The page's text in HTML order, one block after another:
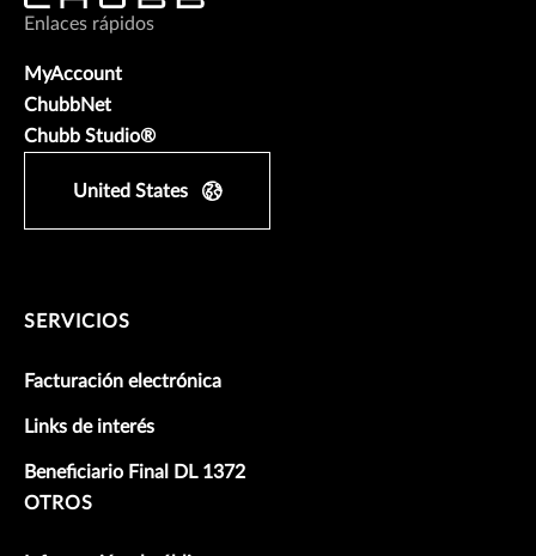
Enlaces rápidos
MyAccount
ChubbNet
Chubb Studio®
United States
SERVICIOS
Facturación electrónica
Links de interés
Beneficiario Final DL 1372
OTROS